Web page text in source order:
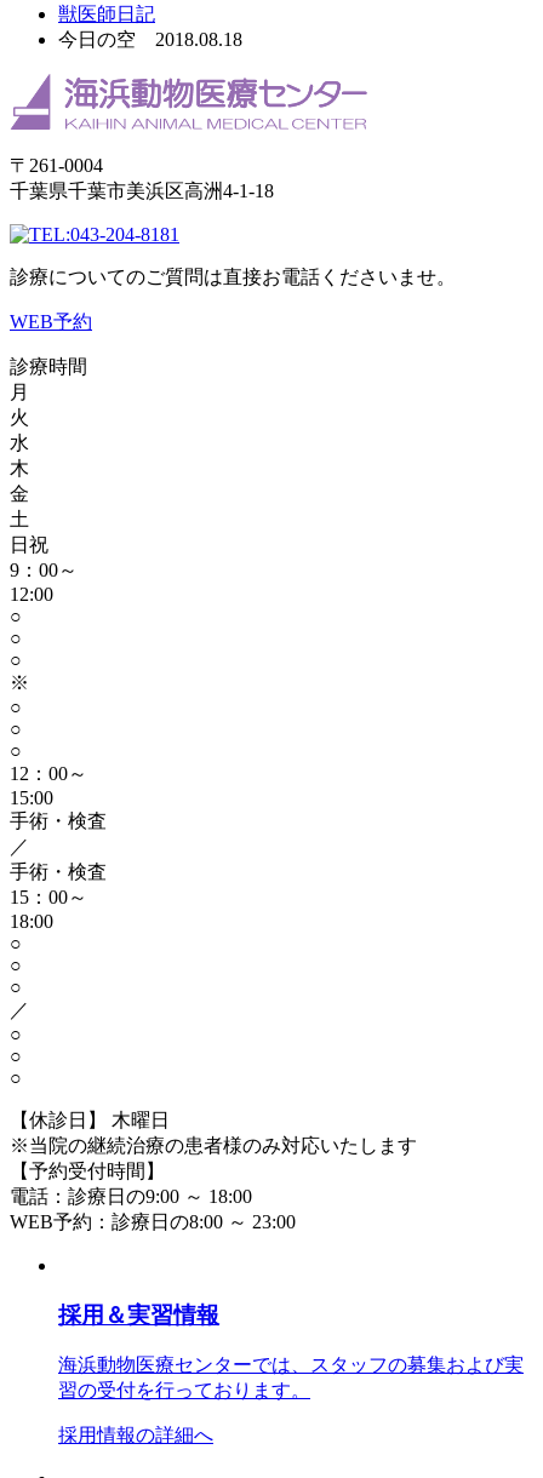
獣医師日記
今日の空 2018.08.18
〒261-0004
千葉県千葉市美浜区高洲4-1-18
043-204-8181
診療についてのご質問は直接お電話くださいませ。
WEB予約
診療時間
月
火
水
木
金
土
日祝
9：00～
12:00
○
○
○
※
○
○
○
12：00～
15:00
手術・検査
／
手術・検査
15：00～
18:00
○
○
○
／
○
○
○
【休診日】 木曜日
※当院の継続治療の患者様のみ対応いたします
【予約受付時間】
電話：診療日の9:00 ～ 18:00
WEB予約：診療日の8:00 ～ 23:00
採用＆実習情報
海浜動物医療センターでは、スタッフの募集および実
習の受付を行っております。
採用情報の詳細へ